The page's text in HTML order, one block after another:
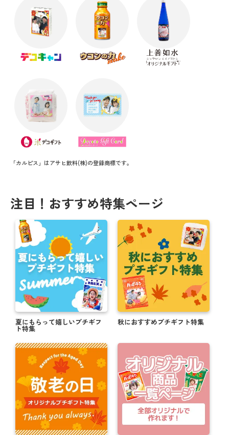
「カルピス」はアサヒ飲料(株)の登録商標です。
注目！おすすめ特集ページ
夏にもらって嬉しいプチギフ
ト特集
秋におすすめプチギフト特集